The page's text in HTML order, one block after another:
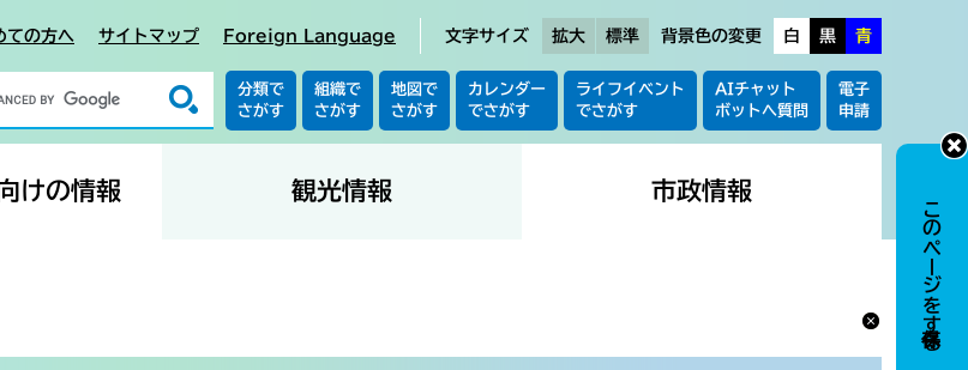
ての方へ サイトマップ Foreign Language 文字サイズ 拡大 標準 背景色の変更 白 黒 青
分類で
さがす
組織で
さがす
地図で
さがす
カレンダー
でさがす
ライフイベント
でさがす
AIチャット
ボットへ質問
電子
申請
けの情報 観光情報 市政情報
このページを保存する